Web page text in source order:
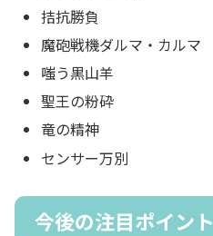
拮抗勝負
魔砲戦機ダルマ・カルマ
嗤う黒山羊
聖王の粉砕
竜の精神
センサー万別
今後の注目ポイント